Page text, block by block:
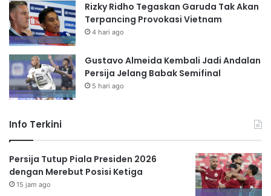
Rizky Ridho Tegaskan Garuda Tak Akan
Terpancing Provokasi Vietnam
4 hari ago
Gustavo Almeida Kembali Jadi Andalan
Persija Jelang Babak Semifinal
5 hari ago
Info Terkini
Persija Tutup Piala Presiden 2026
dengan Merebut Posisi Ketiga
15 jam ago